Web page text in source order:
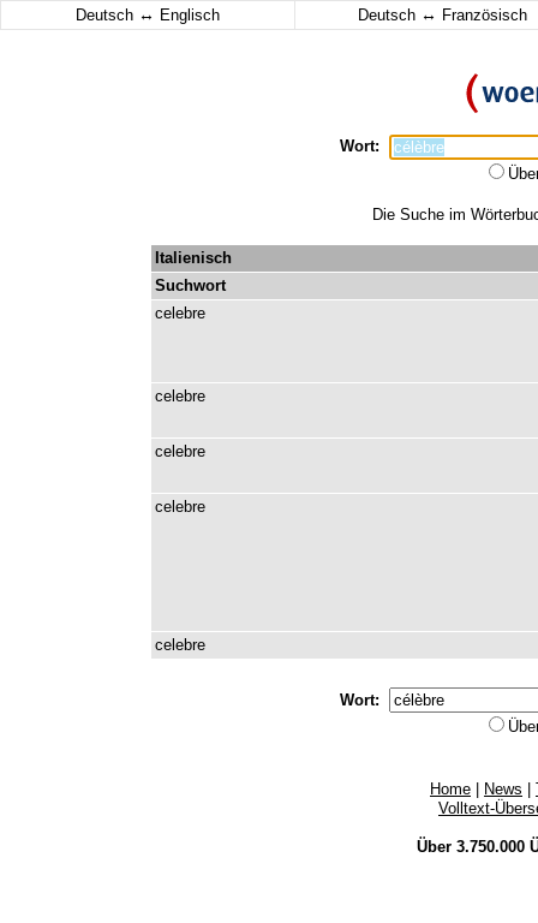
Deutsch ↔ Englisch Deutsch ↔ Französisch
Wort:
Die Suche im
Italienisch
Suchwort
celebre
celebre
celebre
celebre
celebre
Wort:
Home News
Volltext-
Über 3.750.000